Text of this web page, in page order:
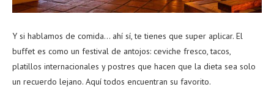
Y si hablamos de comida… ahí sí, te tienes que super aplicar. El
buffet es como un festival de antojos: ceviche fresco, tacos,
platillos internacionales y postres que hacen que la dieta sea solo
un recuerdo lejano. Aquí todos encuentran su favorito.